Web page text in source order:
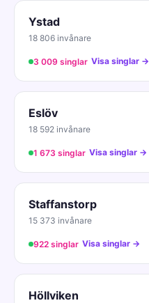
Ystad
18 806 invånare
3 009 singlar Visa singlar →
Eslöv
18 592 invånare
1 673 singlar Visa singlar →
Staffanstorp
15 373 invånare
922 singlar Visa singlar →
Höllviken